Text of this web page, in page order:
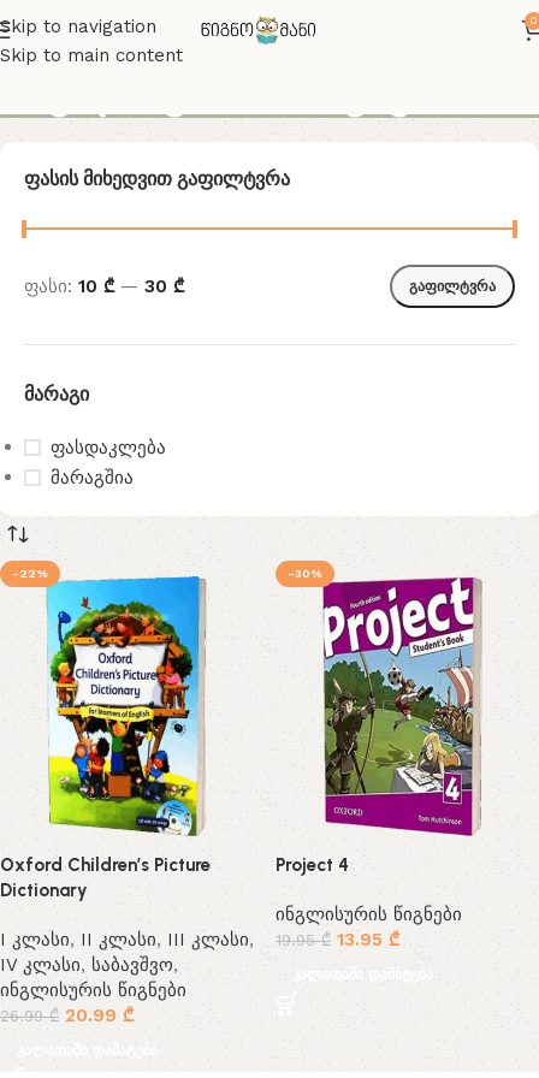
Skip to navigation
Skip to main content
0
Ფასის Მიხედვით Გაფილტვრა
გაფილტვრა
ფასი: 10 ₾— 30 ₾
Მარაგი
ფასდაკლება
მარაგშია
-22%
Oxford Children’s Picture
Dictionary
I კლასი, II კლასი, III კლასი,
IV კლასი, საბავშვო,
ინგლისურის წიგნები
26.99₾ 20.99₾
კალათაში დამატება
-30%
Project 4
ინგლისურის წიგნები
19.95₾ 13.95 ₾
კალათაში დამატება